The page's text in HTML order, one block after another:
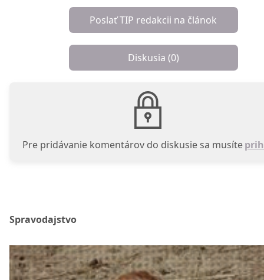
Poslať TIP redakcii na článok
Diskusia (0)
Pre pridávanie komentárov do diskusie sa musíte
Spravodajstvo